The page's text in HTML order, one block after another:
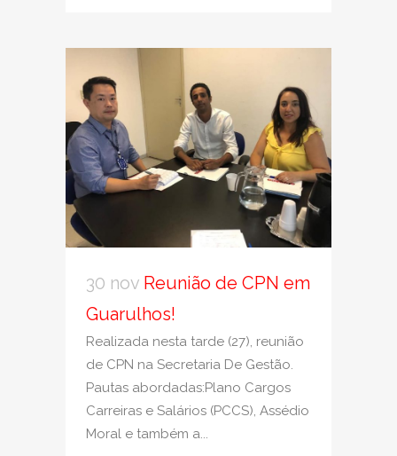
30 nov Reunião de CPN em
Guarulhos!
Realizada nesta tarde (27), reunião
de CPN na Secretaria De Gestão.
Pautas abordadas:Plano Cargos
Carreiras e Salários (PCCS), Assédio
Moral e também a...